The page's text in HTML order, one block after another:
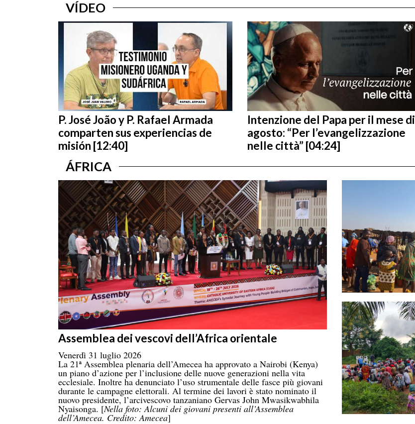
VÍDEO
P. José João y P. Rafael Armada
comparten sus experiencias de
misión [12:40]
Intenzione del Papa per il mese di
agosto: “Per l’evangelizzazione
nelle città” [04:24]
ÁFRICA
Assemblea dei vescovi dell’Africa orientale
Venerdì 31 luglio 2026
La 21ª Assemblea plenaria dell’Amecea ha approvato a Nairobi (Kenya)
un piano d’azione per l’inclusione delle nuove generazioni nella vita
ecclesiale. Inoltre ha denunciato l’uso strumentale delle fasce più giovani
durante le campagne elettorali. Al termine dei lavori è stato nominato il
nuovo presidente, l’arcivescovo tanzaniano Gervas John Mwasikwabhila
Nyaisonga. [Nella foto: Alcuni dei giovani presenti all’Assemblea
dell’Amecea. Credito: Amecea]